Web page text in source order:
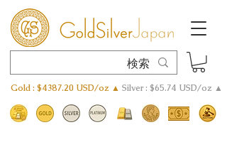
Gold : $4387.20 USD/oz ▲ Silver : $65.74 USD/oz ▲